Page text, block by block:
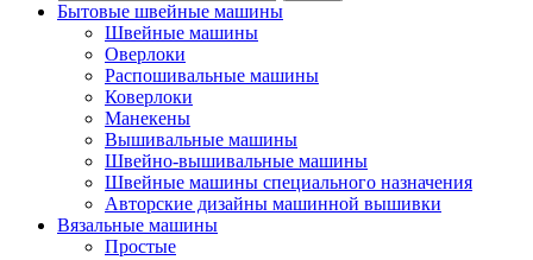
Бытовые швейные машины
Швейные машины
Оверлоки
Распошивальные машины
Коверлоки
Манекены
Вышивальные машины
Швейно-вышивальные машины
Швейные машины специального назначения
Авторские дизайны машинной вышивки
Вязальные машины
Простые